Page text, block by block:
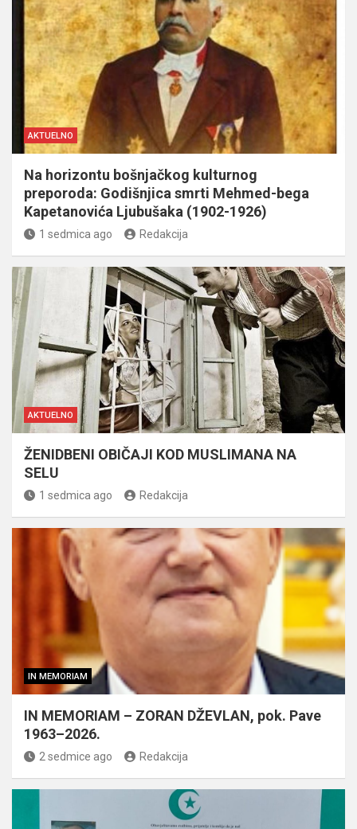
AKTUELNO
Na horizontu bošnjačkog kulturnog
preporoda: Godišnjica smrti Mehmed-bega
Kapetanovića Ljubušaka (1902-1926)
1 sedmica ago Redakcija
AKTUELNO
ŽENIDBENI OBIČAJI KOD MUSLIMANA NA
SELU
1 sedmica ago Redakcija
IN MEMORIAM
IN MEMORIAM – ZORAN DŽEVLAN, pok. Pave
1963–2026.
2 sedmice ago Redakcija